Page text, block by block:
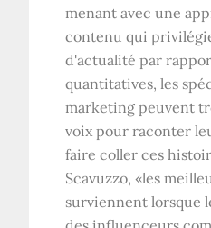
menant avec une
contenu qui
d'actualité par
quantitatives, les
marketing peuvent
voix pour raconter
faire coller ces
Scavuzzo, «les
surviennent lorsque